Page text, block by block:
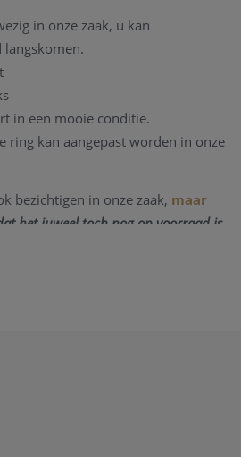
in onze zaak, u kan
in een mooie conditie.
ring kan aangepast worden in onze
bezichtigen in onze zaak, maar
het juweel toch nog op voorraad is